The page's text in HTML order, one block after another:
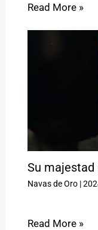
Read More »
Su majestad
Navas de Oro|
Read More »